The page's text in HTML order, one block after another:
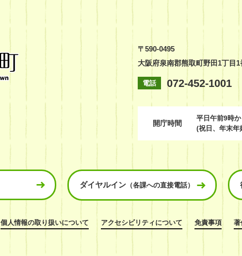
〒590-0495
大阪府泉南郡熊取町野田1丁目1
電話 072-452-1001
開庁時間
平日午前9時
(祝日、年末年
ダイヤルイン （各課への直接電話）
個人情報の取り扱いについて アクセシビリティについて 免責事項 著